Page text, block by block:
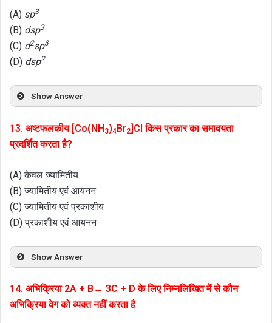
(A) sp3
(B) dsp3
(C) d2sp3
(D) dsp2
Show Answer
13. अष्टफलकीय [Co(NH3)4Br2]Cl किस प्रकार का समावयता
प्रदर्शित करता है?
(A) केवल ज्यामितीय
(B) ज्यामितीय एवं आयनन
(C) ज्यामितीय एवं प्रकाशीय
(D) प्रकाशीय एवं आयनन
Show Answer
14. अभिक्रिया 2A + B→ 3C + D के लिए निम्नलिखित में से कौन
अभिक्रिया वेग को व्यक्त नहीं करता है